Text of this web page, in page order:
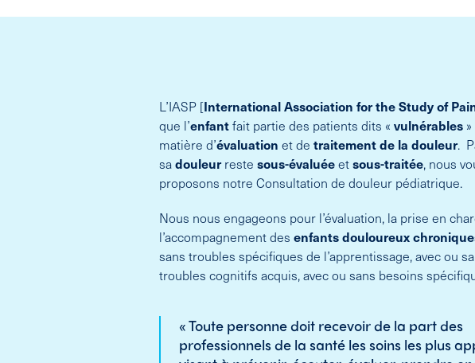
L’IASP [International Association for the Study of
que l’enfantfait partie des patients dits « vulnérables
matière d’évaluation et de traitementde la douleur.
sadouleurreste sous-évaluéeetsous-traitée, nous
proposons notre Consultation de douleur pédiatrique.
Nous nous engageons pour l’évaluation, la prise en
l’accompagnement des enfants douloureux
sans troubles spécifiques de l’apprentissage, avec ou
troubles cognitifs acquis, avec ou sans besoins
« Toute personne doit recevoir de la part des
professionnels de la santé les soins les plus